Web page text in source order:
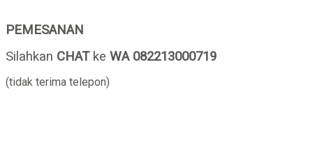
PEMESANAN
Silahkan CHAT ke WA 082213000719
(tidak terima telepon)